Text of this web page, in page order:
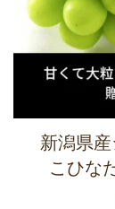
新潟県
こひな